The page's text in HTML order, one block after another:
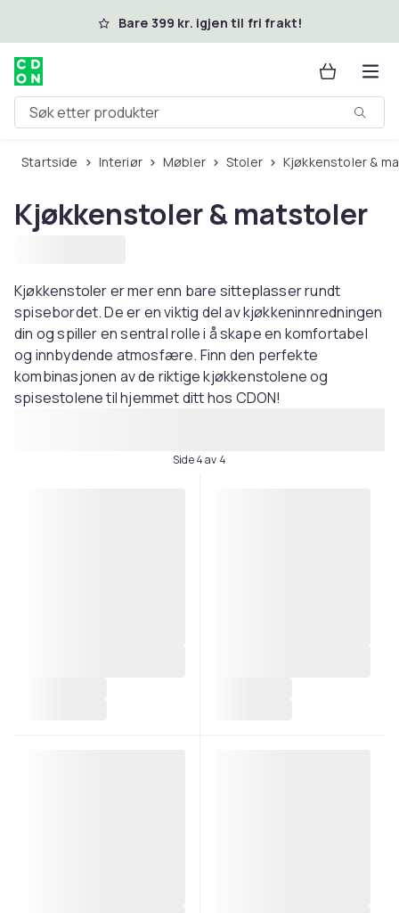
Hopp til hovedinnholdBare 399 kr. igjen til fri frakt!
Søk etter produkter
Startside Interiør Møbler Stoler Kjøkkenstoler &
Kjøkkenstoler & matstoler
Kjøkkenstoler er mer enn bare sitteplasser rundt
spisebordet. De er en viktig del av kjøkkeninnredningen
din og spiller en sentral rolle i å skape en komfortabel
og innbydende atmosfære. Finn den perfekte
kombinasjonen av de riktige kjøkkenstolene og
spisestolene til hjemmet ditt hos CDON!
Side 4 av 4